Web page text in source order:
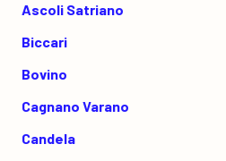
Ascoli Satriano
Biccari
Bovino
Cagnano Varano
Candela